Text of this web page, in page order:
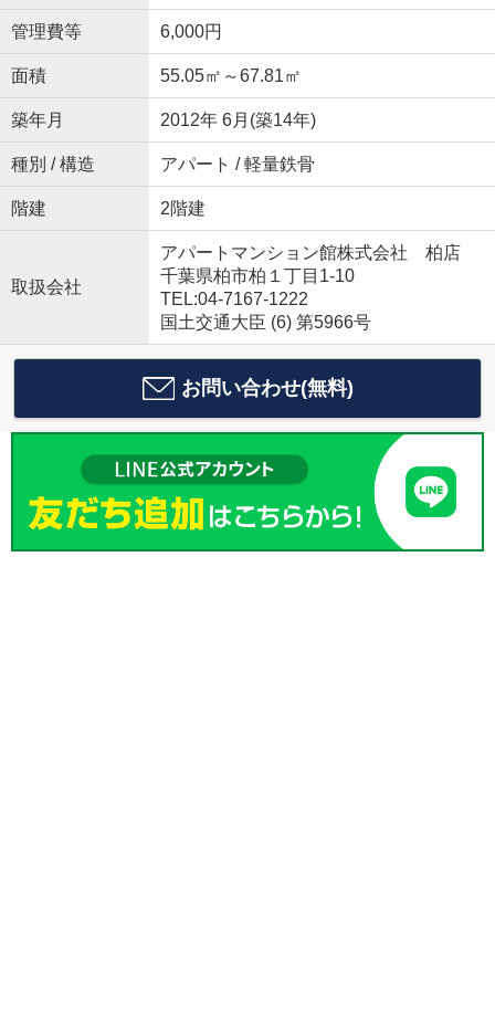
管理費等 6,000円
面積 55.05㎡～67.81㎡
築年月 2012年 6月(築14年)
種別 / 構造 アパート / 軽量鉄骨
階建 2階建
取扱会社
アパートマンション館株式会社 柏店
千葉県柏市柏１丁目1-10
TEL:04-7167-1222
国土交通大臣 (6) 第5966号
お問い合わせ(無料)